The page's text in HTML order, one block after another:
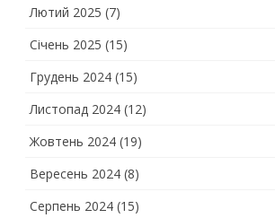
Лютий 2025 (7)
Січень 2025 (15)
Грудень 2024 (15)
Листопад 2024 (12)
Жовтень 2024 (19)
Вересень 2024 (8)
Серпень 2024 (15)